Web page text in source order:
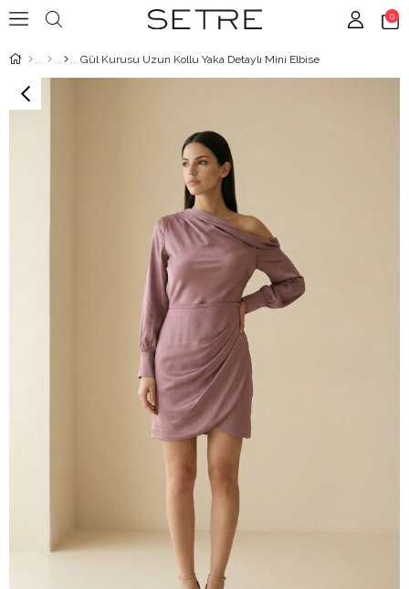
0
Gül Kurusu Uzun Kollu Yaka Detaylı Mini Elbise